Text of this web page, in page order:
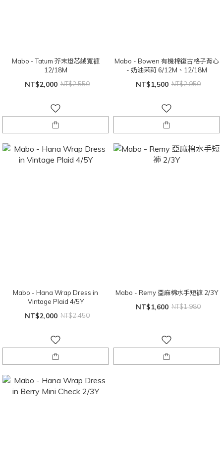
Mabo - Tatum 芥末燈芯絨寬褲
12/18M
NT$2,000 NT$2,550
Mabo - Bowen 有機棉復古格子背心
- 奶油茉莉 6/12M、12/18M
NT$1,500 NT$2,950
Mabo - Hana Wrap Dress in
Vintage Plaid 4/5Y
NT$2,000 NT$2,450
Mabo - Remy 亞麻棉水手短褲 2/3Y
NT$1,600 NT$1,980